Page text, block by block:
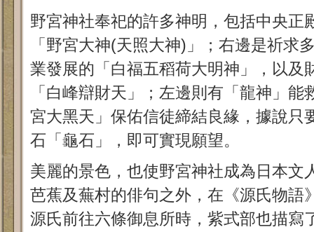
野宮神社奉祀的許多神明，包括中央正
「野宮大神(天照大神)」；右邊是祈求
業發展的「白福五稻荷大明神」，以及
「白峰辯財天」；左邊則有「龍神」
宮大黑天」保佑信徒締結良緣，據說只
石「龜石」，即可實現願望。
美麗的景色，也使野宮神社成為日本文
芭蕉及蕪村的俳句之外，在《源氏物語
源氏前往六條御息所時，紫式部也描寫